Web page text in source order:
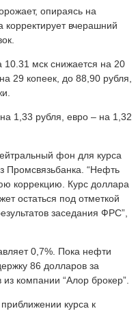
опираясь на
вчерашний
10.31 мск снижается на 20
29 копеек, до 88,90 рубля,
1,33 рубля, евро – на 1,32
фон для курса
Промсвязьбанка. “Нефть
коррекцию. Курс доллара
остаться под отметкой
заседания ФРС”,
0,7%. Пока нефти
86 долларов за
компании “Алор брокер”.
курса к